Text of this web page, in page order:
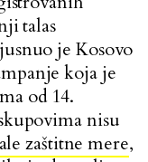
talas
je Kosovo
koja je
od 14.
nisu
zaštitne mere,